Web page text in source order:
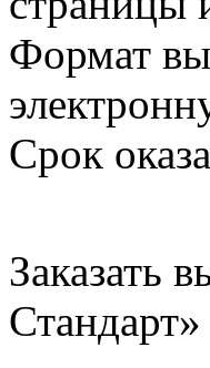
Формат
Срок
Заказать